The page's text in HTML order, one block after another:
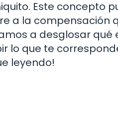
Este concepto
a la compensación
a desglosar qué
lo que te
leyendo!